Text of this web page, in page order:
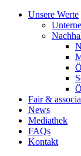
Unsere Werte
Fair &
News
Mediathek
FAQs
Kontakt